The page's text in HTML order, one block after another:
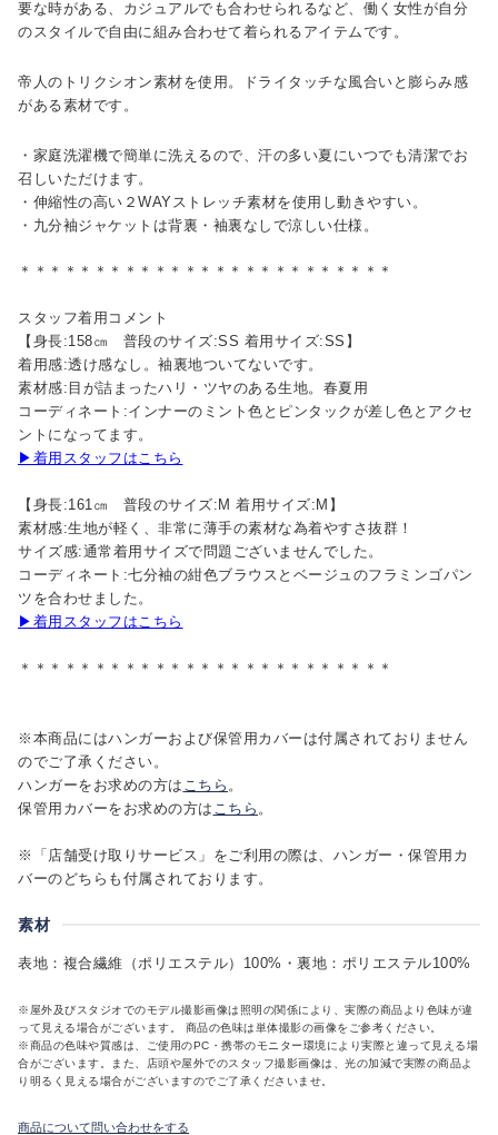
要な時がある、カジュアルでも合わせられるなど、働く女性が自分
のスタイルで自由に組み合わせて着られるアイテムです。
帝人のトリクシオン素材を使用。ドライタッチな風合いと膨らみ感
がある素材です。
・家庭洗濯機で簡単に洗えるので、汗の多い夏にいつでも清潔でお
召しいただけます。
・伸縮性の高い２WAYストレッチ素材を使用し動きやすい。
・九分袖ジャケットは背裏・袖裏なしで涼しい仕様。
＊＊＊＊＊＊＊＊＊＊＊＊＊＊＊＊＊＊＊＊＊＊＊＊＊
スタッフ着用コメント
【身長:158㎝ 普段のサイズ:SS 着用サイズ:SS】
着用感:透け感なし。袖裏地ついてないです。
素材感:目が詰まったハリ・ツヤのある生地。春夏用
コーディネート:インナーのミント色とピンタックが差し色とアクセ
ントになってます。
▶着用スタッフはこちら
【身長:161㎝ 普段のサイズ:M 着用サイズ:M】
素材感:生地が軽く、非常に薄手の素材な為着やすさ抜群！
サイズ感:通常着用サイズで問題ございませんでした。
コーディネート:七分袖の紺色ブラウスとベージュのフラミンゴパン
ツを合わせました。
▶着用スタッフはこちら
＊＊＊＊＊＊＊＊＊＊＊＊＊＊＊＊＊＊＊＊＊＊＊＊＊
※本商品にはハンガーおよび保管用カバーは付属されておりません
のでご了承ください。
ハンガーをお求めの方は こちら 。
保管用カバーをお求めの方は こちら 。
※「店舗受け取りサービス」をご利用の際は、ハンガー・保管用カ
バーのどちらも付属されております。
素材
表地：複合繊維（ポリエステル）100%・裏地：ポリエステル100%
※屋外及びスタジオでのモデル撮影画像は照明の関係により、実際の商品より色味が違
って見える場合がございます。 商品の色味は単体撮影の画像をご参考ください。
※商品の色味や質感は、ご使用のPC・携帯のモニター環境により実際と違って見える場
合がございます。また、店頭や屋外でのスタッフ撮影画像は、光の加減で実際の商品よ
り明るく見える場合がございますのでご了承くださいませ。
商品について問い合わせをする